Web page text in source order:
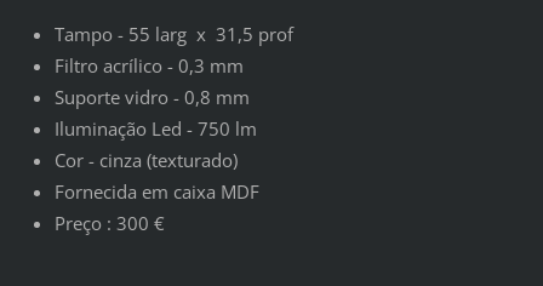
Tampo - 55 larg x 31,5 prof
Filtro acrílico - 0,3 mm
Suporte vidro - 0,8 mm
Iluminação Led - 750 lm
Cor - cinza (texturado)
Fornecida em caixa MDF
Preço : 300 €